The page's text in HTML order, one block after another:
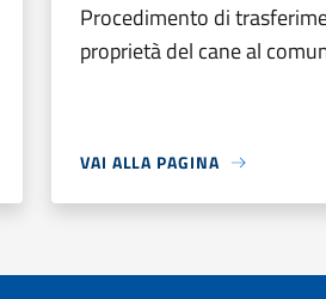
Procedimento di
proprietà del cane al
VAI ALLA PAGINA